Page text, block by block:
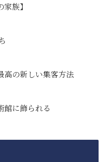
族】
高の新しい集客方法
館に飾られる